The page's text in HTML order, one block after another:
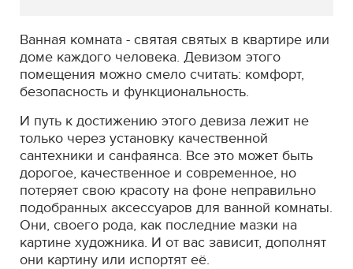
Ванная комната - святая святых в квартире или
доме каждого человека. Девизом этого
помещения можно смело считать: комфорт,
безопасность и функциональность.
И путь к достижению этого девиза лежит не
только через установку качественной
сантехники и санфаянса. Все это может быть
дорогое, качественное и современное, но
потеряет свою красоту на фоне неправильно
подобранных аксессуаров для ванной комнаты.
Они, своего рода, как последние мазки на
картине художника. И от вас зависит, дополнят
они картину или испортят её.